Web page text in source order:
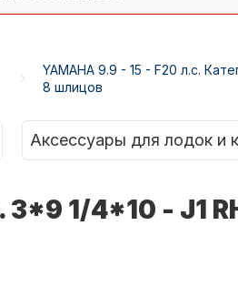
YAMAHA 9.9 - 15 - F20 л.с.
8 шлицов
Аксессуары для лодок и
1/4*10 - J1